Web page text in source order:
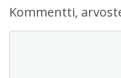
Kommentti,